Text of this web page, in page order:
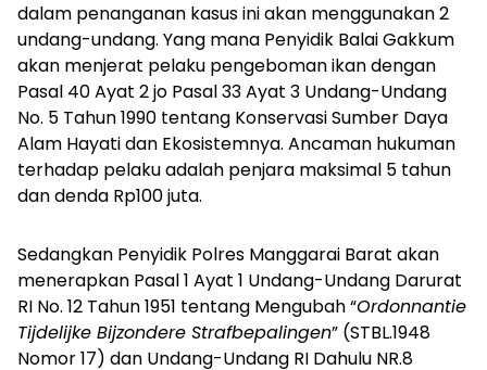
dalam penanganan kasus ini akan menggunakan 2
undang-undang. Yang mana Penyidik Balai Gakkum
akan menjerat pelaku pengeboman ikan dengan
Pasal 40 Ayat 2 jo Pasal 33 Ayat 3 Undang-Undang
No. 5 Tahun 1990 tentang Konservasi Sumber Daya
Alam Hayati dan Ekosistemnya. Ancaman hukuman
terhadap pelaku adalah penjara maksimal 5 tahun
dan denda Rp100 juta.
Sedangkan Penyidik Polres Manggarai Barat akan
menerapkan Pasal 1 Ayat 1 Undang-Undang Darurat
RI No. 12 Tahun 1951 tentang Mengubah “Ordonnantie
Tijdelijke Bijzondere Strafbepalingen” (STBL.1948
Nomor 17) dan Undang-Undang RI Dahulu NR.8